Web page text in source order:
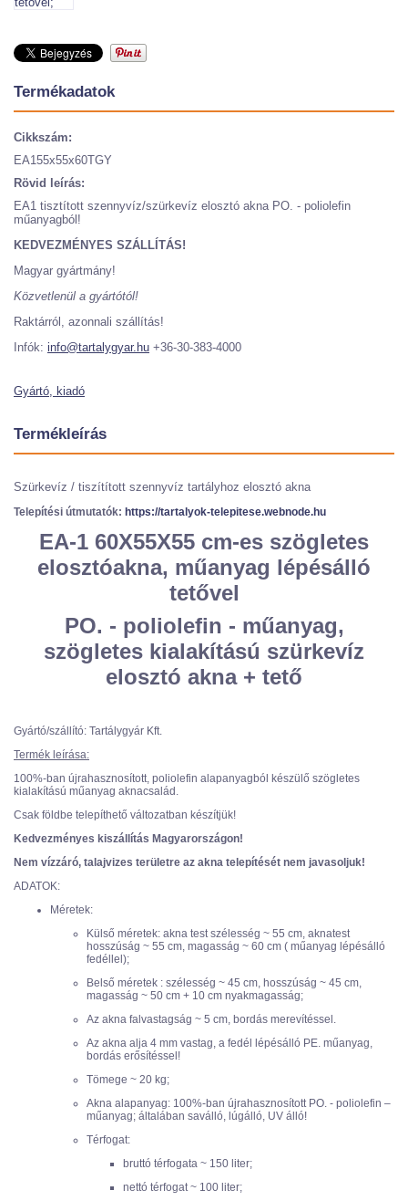
Termékadatok
Cikkszám:
EA155x55x60TGY
Rövid leírás:
EA1 tisztított szennyvíz/szürkevíz elosztó akna PO. - poliolefin
műanyagból!
KEDVEZMÉNYES SZÁLLÍTÁS!
Magyar gyártmány!
Közvetlenül a gyártótól!
Raktárról, azonnali szállítás!
Infók: info@tartalygyar.hu +36-30-383-4000
Gyártó, kiadó
Termékleírás
Szürkevíz / tiszítított szennyvíz tartályhoz elosztó akna
Telepítési útmutatók: https://tartalyok-telepitese.webnode.hu
EA-1 60X55X55 cm-es szögletes
elosztóakna, műanyag lépésálló
tetővel
PO. - poliolefin - műanyag,
szögletes kialakítású szürkevíz
elosztó akna + tető
Gyártó/szállító: Tartálygyár Kft.
Termék leírása:
100%-ban újrahasznosított, poliolefin alapanyagból készülő szögletes
kialakítású műanyag aknacsalád.
Csak földbe telepíthető változatban készítjük!
Kedvezményes kiszállítás Magyarországon!
Nem vízzáró, talajvizes területre az akna telepítését nem javasoljuk!
ADATOK:
Méretek:
Külső méretek: akna test szélesség ~ 55 cm, aknatest
hosszúság ~ 55 cm, magasság ~ 60 cm ( műanyag lépésálló
fedéllel);
Belső méretek : szélesség ~ 45 cm, hosszúság ~ 45 cm,
magasság ~ 50 cm + 10 cm nyakmagasság;
Az akna falvastagság ~ 5 cm, bordás merevítéssel.
Az akna alja 4 mm vastag, a fedél lépésálló PE. műanyag,
bordás erősítéssel!
Tömege ~ 20 kg;
Akna alapanyag: 100%-ban újrahasznosított PO. - poliolefin –
műanyag; általában saválló, lúgálló, UV álló!
Térfogat:
bruttó térfogata ~ 150 liter;
nettó térfogat ~ 100 liter;